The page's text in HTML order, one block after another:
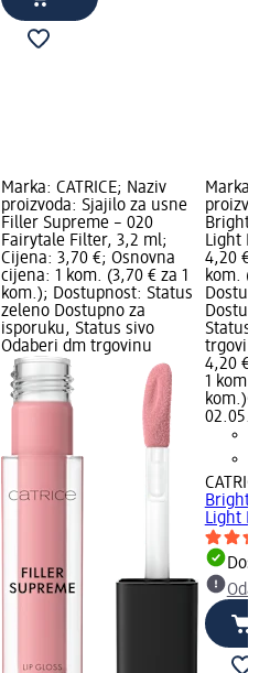
Marka: CATRICE; Naziv
proizvoda: Sjajilo za usne
Filler Supreme – 020
Fairytale Filter, 3,2 ml;
Cijena: 3,70 €; Osnovna
cijena: 1 kom. (3,70 € za 1
kom.); Dostupnost: Status
zeleno Dostupno za
isporuku, Status sivo
Odaberi dm trgovinu
Marka:
Light
4,20 €;
kom.
Status
trgovinu
4,20 €
1 kom.
kom.)
CATRICE
Light